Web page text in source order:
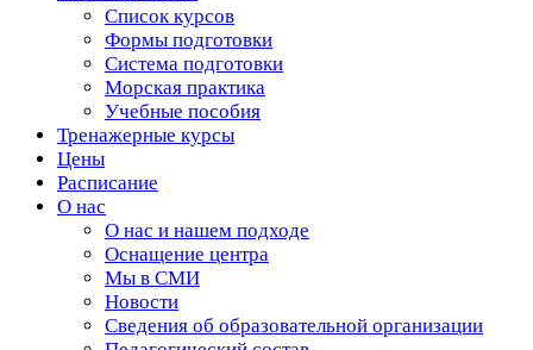
Список курсов
Формы подготовки
Cистема подготовки
Морская практика
Учебные пособия
Тренажерные курсы
Цены
Расписание
О нас
О нас и нашем подходе
Оснащение центра
Мы в СМИ
Новости
Сведения об образовательной организации